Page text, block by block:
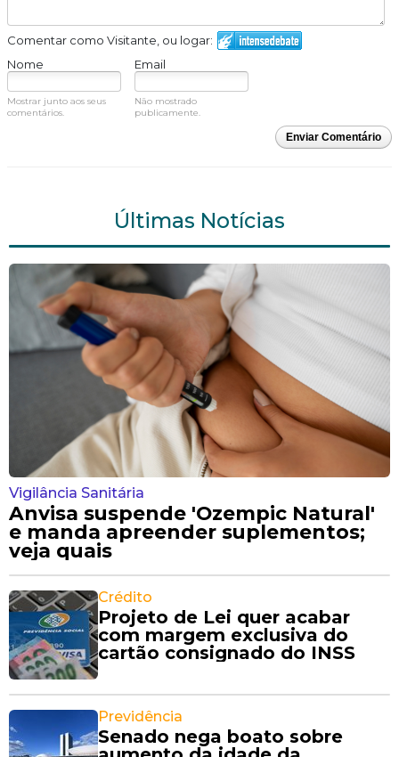
Comentar como Visitante, ou logar:
Nome
Email
Mostrar junto aos seus
comentários.
Não mostrado
publicamente.
Enviar Comentário
Últimas Notícias
Vigilância Sanitária
Anvisa suspende 'Ozempic Natural'
e manda apreender suplementos;
veja quais
Crédito
Projeto de Lei quer acabar
com margem exclusiva do
cartão consignado do INSS
Previdência
Senado nega boato sobre